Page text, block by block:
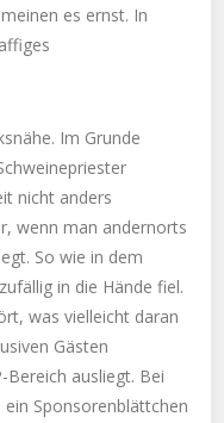
es ernst. In
Im Grunde
nicht anders
wenn man andernorts
So wie in dem
in die Hände fiel.
was vielleicht daran
Gästen
ausliegt. Bei
ein Sponsorenblättchen